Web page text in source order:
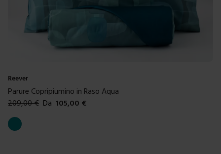
Reever
Parure Copripiumino in Raso Aqua
209,00€ Da 105,00 €
Colori disponibili
Ottanio